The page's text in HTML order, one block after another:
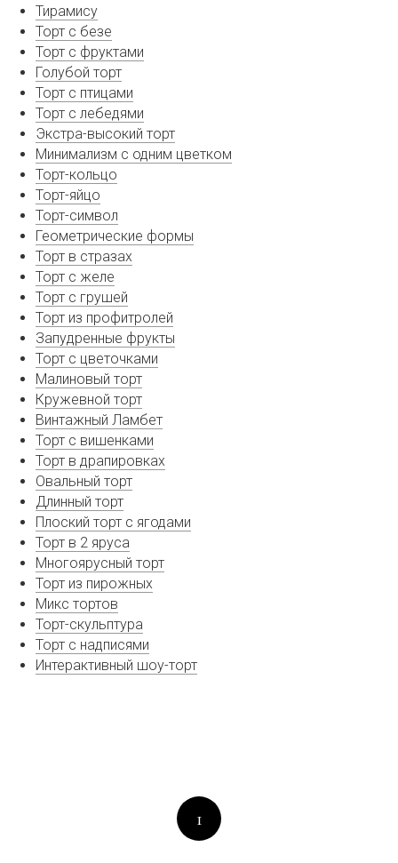
Тирамису
Торт с безе
Торт с фруктами
Голубой торт
Торт с птицами
Торт с лебедями
Экстра-высокий торт
Минимализм с одним цветком
Торт-кольцо
Торт-яйцо
Торт-символ
Геометрические формы
Торт в стразах
Торт с желе
Торт с грушей
Торт из профитролей
Запудренные фрукты
Торт с цветочками
Малиновый торт
Кружевной торт
Винтажный Ламбет
Торт с вишенками
Торт в драпировках
Овальный торт
Длинный торт
Плоский торт с ягодами
Торт в 2 яруса
Многоярусный торт
Торт из пирожных
Микс тортов
Торт-скульптура
Торт с надписями
Интерактивный шоу-торт
1